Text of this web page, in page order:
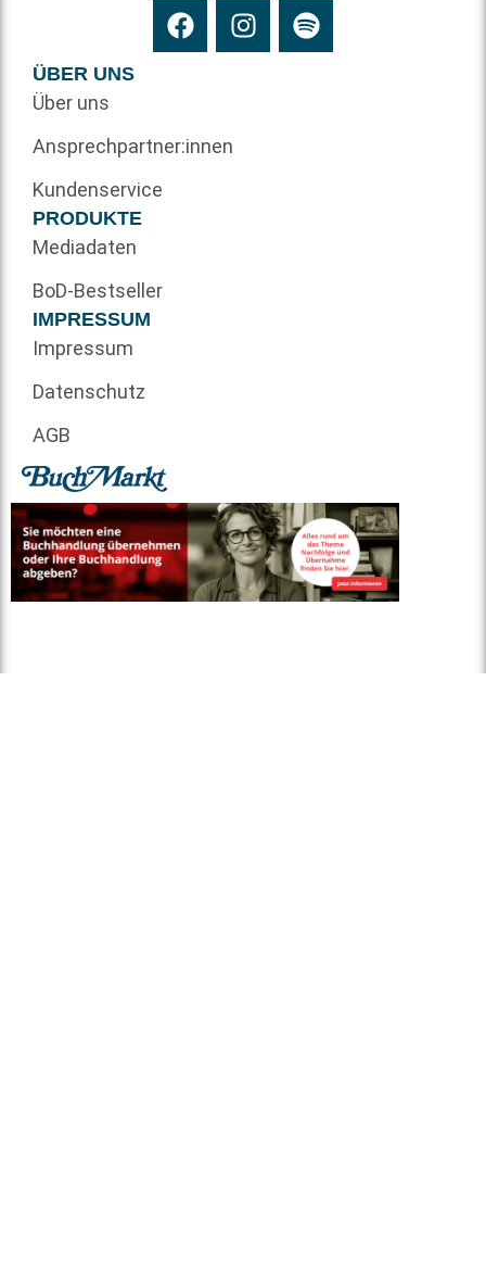
ÜBER UNS
Über uns
Ansprechpartner:innen
Kundenservice
PRODUKTE
Mediadaten
BoD-Bestseller
IMPRESSUM
Impressum
Datenschutz
AGB